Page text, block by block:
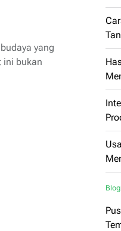
yang
ini bukan